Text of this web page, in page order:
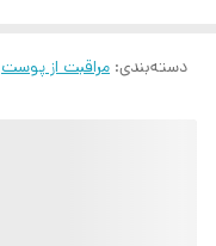
دسته‌بندی: مراقبت از پوست